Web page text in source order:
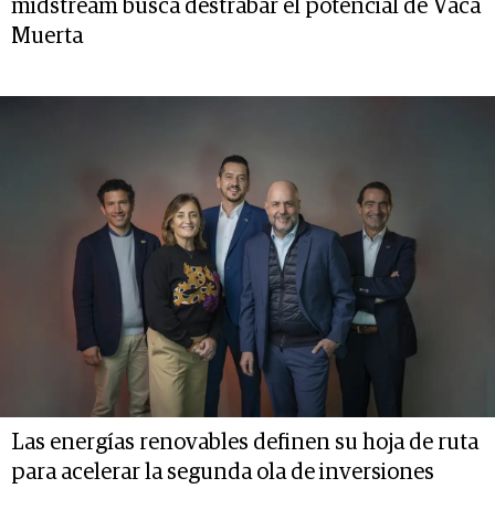
midstream busca destrabar el potencial de Vaca
Muerta
Las energías renovables definen su hoja de ruta
para acelerar la segunda ola de inversiones